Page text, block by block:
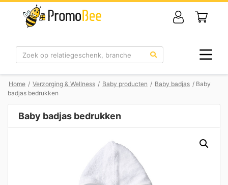
Zoek
Home / Verzorging & Wellness / Baby producten / Baby badjas / Baby
badjas bedrukken
Baby badjas bedrukken